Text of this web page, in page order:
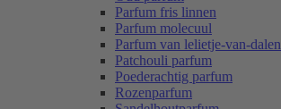
Parfum fris linnen
Parfum molecuul
Parfum van lelietje-van-dalen
Patchouli parfum
Poederachtig parfum
Rozenparfum